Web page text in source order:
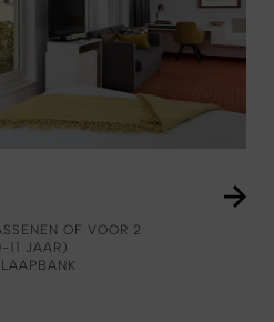
OF VOOR 2
11 JAAR)